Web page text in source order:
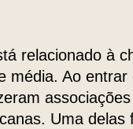
relacionado à
média. Ao
Uma delas